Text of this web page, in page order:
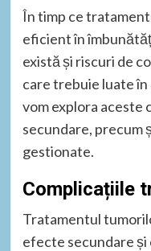
În timp ce
eficient în
există și riscuri de
care trebuie luate
vom explora aceste
secundare, precum
gestionate.
Complicațiile
Tratamentul
efecte secundare și